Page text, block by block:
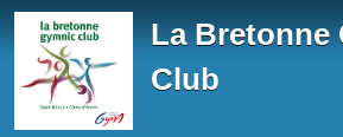
La Bretonne
Club
Panneau de gestion des cookies